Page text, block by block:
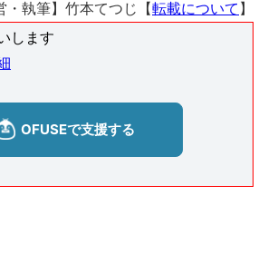
・執筆】竹本てつじ【転載について 】
します